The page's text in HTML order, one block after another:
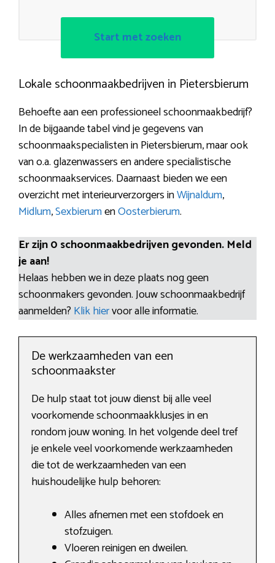
Start met zoeken
Lokale schoonmaakbedrijven in Pietersbierum
Behoefte aan een professioneel schoonmaakbedrijf?
In de bijgaande tabel vind je gegevens van
schoonmaakspecialisten in Pietersbierum, maar ook
van o.a. glazenwassers en andere specialistische
schoonmaakservices. Daarnaast bieden we een
overzicht met interieurverzorgers inWijnaldum,
Midlum,SexbierumenOosterbierum.
Er zijn 0 schoonmaakbedrijven gevonden. Meld
je aan!
Helaas hebben we in deze plaats nog geen
schoonmakers gevonden. Jouw schoonmaakbedrijf
aanmelden? Klik hiervoor alle informatie.
De werkzaamheden van een
schoonmaakster
De hulp staat tot jouw dienst bij alle veel
voorkomende schoonmaakklusjes in en
rondom jouw woning. In het volgende deel tref
je enkele veel voorkomende werkzaamheden
die tot de werkzaamheden van een
huishoudelijke hulp behoren:
Alles afnemen met een stofdoek en
stofzuigen.
Vloeren reinigen en dweilen.